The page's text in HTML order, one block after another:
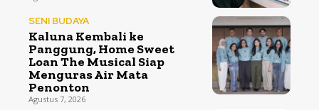
SENI BUDAYA
Kaluna Kembali ke
Panggung, Home Sweet
Loan The Musical Siap
Menguras Air Mata
Penonton
Agustus 7, 2026